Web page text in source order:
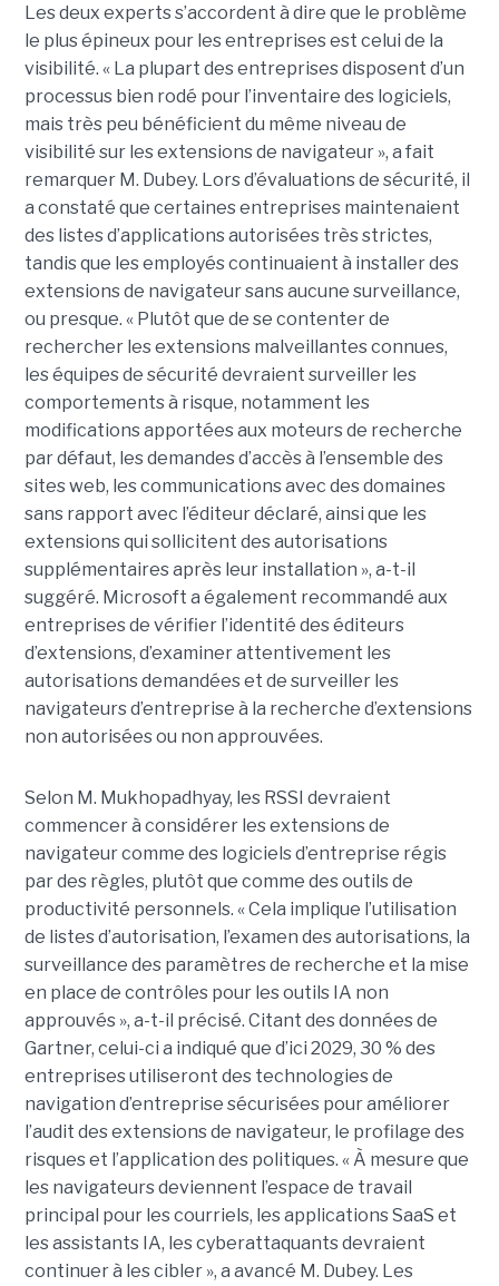
Les deux experts s’accordent à dire que le problème
le plus épineux pour les entreprises est celui de la
visibilité. « La plupart des entreprises disposent d’un
processus bien rodé pour l’inventaire des logiciels,
mais très peu bénéficient du même niveau de
visibilité sur les extensions de navigateur », a fait
remarquer M. Dubey. Lors d’évaluations de sécurité, il
a constaté que certaines entreprises maintenaient
des listes d’applications autorisées très strictes,
tandis que les employés continuaient à installer des
extensions de navigateur sans aucune surveillance,
ou presque. « Plutôt que de se contenter de
rechercher les extensions malveillantes connues,
les équipes de sécurité devraient surveiller les
comportements à risque, notamment les
modifications apportées aux moteurs de recherche
par défaut, les demandes d’accès à l’ensemble des
sites web, les communications avec des domaines
sans rapport avec l’éditeur déclaré, ainsi que les
extensions qui sollicitent des autorisations
supplémentaires après leur installation », a-t-il
suggéré. Microsoft a également recommandé aux
entreprises de vérifier l’identité des éditeurs
d’extensions, d’examiner attentivement les
autorisations demandées et de surveiller les
navigateurs d’entreprise à la recherche d’extensions
non autorisées ou non approuvées.
Selon M. Mukhopadhyay, les RSSI devraient
commencer à considérer les extensions de
navigateur comme des logiciels d’entreprise régis
par des règles, plutôt que comme des outils de
productivité personnels. « Cela implique l’utilisation
de listes d’autorisation, l’examen des autorisations, la
surveillance des paramètres de recherche et la mise
en place de contrôles pour les outils IA non
approuvés », a-t-il précisé. Citant des données de
Gartner, celui-ci a indiqué que d’ici 2029, 30 % des
entreprises utiliseront des technologies de
navigation d’entreprise sécurisées pour améliorer
l’audit des extensions de navigateur, le profilage des
risques et l’application des politiques. « À mesure que
les navigateurs deviennent l’espace de travail
principal pour les courriels, les applications SaaS et
les assistants IA, les cyberattaquants devraient
continuer à les cibler », a avancé M. Dubey. Les